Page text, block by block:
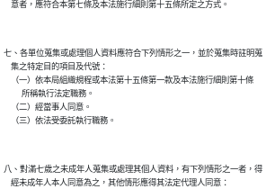
七、各單位蒐集或處理個人資料應符合下列情形之一，並於蒐集時註明蒐
    集之特定目的項目及代號：
    （一）依本局組織規程或本法第十五條第一款及本法施行細則第十條
          所稱執行法定職務。
    （二）經當事人同意。
八、對滿七歲之未成年人蒐集或處理其個人資料，有下列情形之一者，得
    經未成年人本人同意為之，其他情形應得其法定代理人同意：